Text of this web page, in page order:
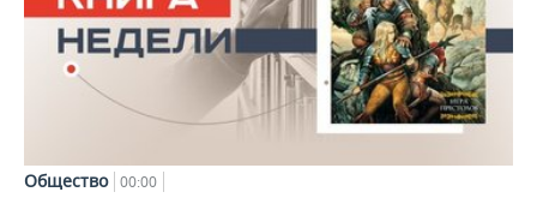
Общество 00:00